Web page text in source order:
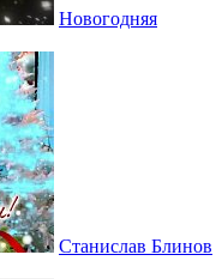
Новогодняя
Станислав Блинов